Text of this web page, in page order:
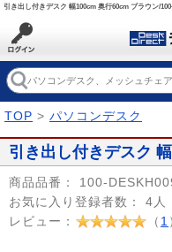
引き出し付きデスク 幅100cm 奥行60cm ブラウン/
TOP > パソコンデスク
引き出し付きデスク
商品品番：
100-
お気に入り登録者数：
4人
レビュー：
（ 1